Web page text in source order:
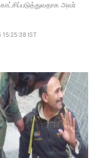
அவர்
15:25:38 IST